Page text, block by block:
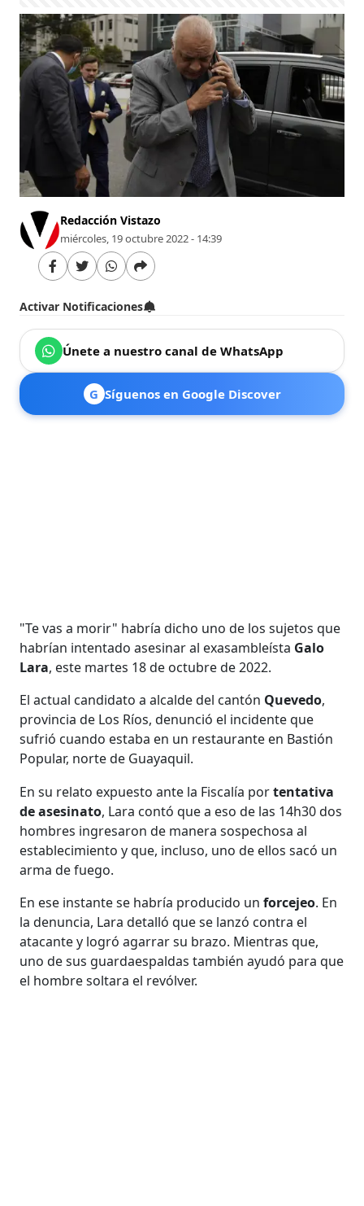
Redacción Vistazo
miércoles, 19 octubre 2022 - 14:39
Activar Notificaciones
Únete a nuestro canal de WhatsApp
G Síguenos en Google Discover
"Te vas a morir" habría dicho uno de los sujetos que
habrían intentado asesinar al exasambleísta Galo
Lara, este martes 18 de octubre de 2022.
El actual candidato a alcalde del cantón Quevedo,
provincia de Los Ríos, denunció el incidente que
sufrió cuando estaba en un restaurante en Bastión
Popular, norte de Guayaquil.
En su relato expuesto ante la Fiscalía portentativa
de asesinato, Lara contó que a eso de las 14h30 dos
hombres ingresaron de manera sospechosa al
establecimiento y que, incluso, uno de ellos sacó un
arma de fuego.
En ese instante se habría producido un forcejeo. En
la denuncia, Lara detalló que se lanzó contra el
atacante y logró agarrar su brazo. Mientras que,
uno de sus guardaespaldas también ayudó para que
el hombre soltara el revólver.